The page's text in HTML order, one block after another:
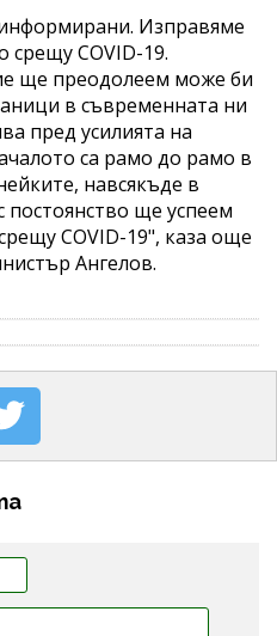
Изправяме
срещу COVID-19.
ще преодолеем може би
в съвременната ни
пред усилията на
са рамо до рамо в
навсякъде в
постоянство ще успеем
COVID-19", каза още
Ангелов.